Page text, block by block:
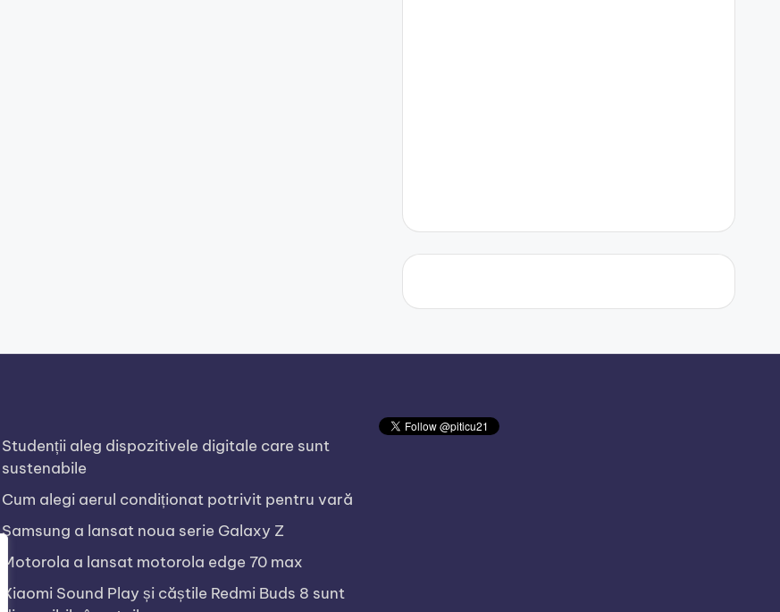
Studenții aleg dispozitivele digitale care sunt
sustenabile
Cum alegi aerul condiționat potrivit pentru vară
Samsung a lansat noua serie Galaxy Z
Motorola a lansat motorola edge 70 max
Xiaomi Sound Play și căștile Redmi Buds 8 sunt